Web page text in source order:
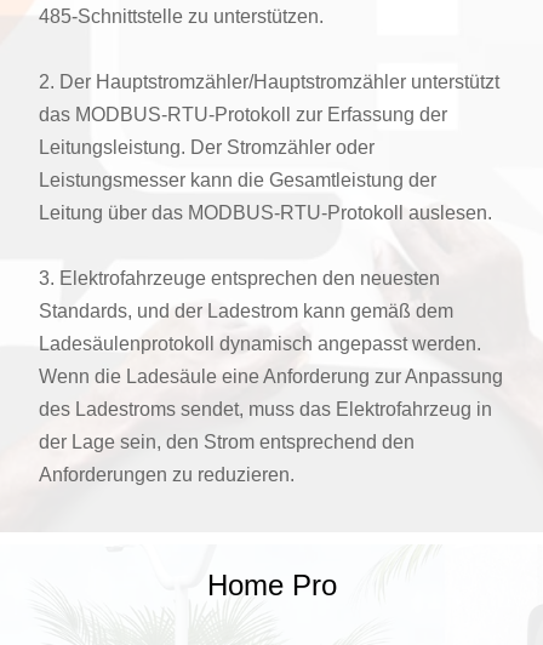
485-Schnittstelle zu unterstützen.
2. Der Hauptstromzähler/Hauptstromzähler unterstützt
das MODBUS-RTU-Protokoll zur Erfassung der
Leitungsleistung. Der Stromzähler oder
Leistungsmesser kann die Gesamtleistung der
Leitung über das MODBUS-RTU-Protokoll auslesen.
3. Elektrofahrzeuge entsprechen den neuesten
Standards, und der Ladestrom kann gemäß dem
Ladesäulenprotokoll dynamisch angepasst werden.
Wenn die Ladesäule eine Anforderung zur Anpassung
des Ladestroms sendet, muss das Elektrofahrzeug in
der Lage sein, den Strom entsprechend den
Anforderungen zu reduzieren.
Home Pro